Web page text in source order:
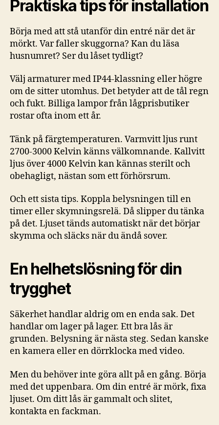
Praktiska tips för installation
Börja med att stå utanför din entré när det är
mörkt. Var faller skuggorna? Kan du läsa
husnumret? Ser du låset tydligt?
Välj armaturer med IP44-klassning eller högre
om de sitter utomhus. Det betyder att de tål regn
och fukt. Billiga lampor från lågprisbutiker
rostar ofta inom ett år.
Tänk på färgtemperaturen. Varmvitt ljus runt
2700-3000 Kelvin känns välkomnande. Kallvitt
ljus över 4000 Kelvin kan kännas sterilt och
obehagligt, nästan som ett förhörsrum.
Och ett sista tips. Koppla belysningen till en
timer eller skymningsrelä. Då slipper du tänka
på det. Ljuset tänds automatiskt när det börjar
skymma och släcks när du ändå sover.
En helhetslösning för din
trygghet
Säkerhet handlar aldrig om en enda sak. Det
handlar om lager på lager. Ett bra lås är
grunden. Belysning är nästa steg. Sedan kanske
en kamera eller en dörrklocka med video.
Men du behöver inte göra allt på en gång. Börja
med det uppenbara. Om din entré är mörk, fixa
ljuset. Om ditt lås är gammalt och slitet,
kontakta en fackman.